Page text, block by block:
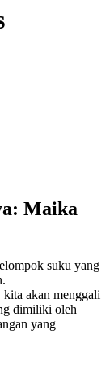
Maika
suku yang
akan menggali
dimiliki oleh
yang